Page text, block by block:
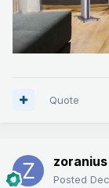
Quote
zoranius
Posted